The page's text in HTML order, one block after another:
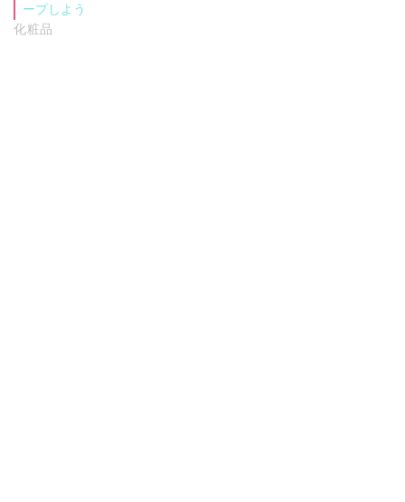
ープしよう
化粧品